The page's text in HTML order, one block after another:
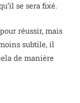
se sera fixé.
réussir, mais
subtile, il
de manière